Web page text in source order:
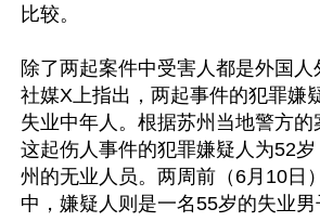
比较。
除了两起案件中受害人都是外国
社媒X上指出，两起事件的犯罪嫌
失业中年人。根据苏州当地警方的
这起伤人事件的犯罪嫌疑人为52
州的无业人员。两周前（6月10日
中，嫌疑人则是一名55岁的失业男